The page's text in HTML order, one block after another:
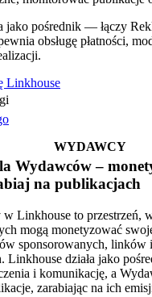
jako pośrednik — łączy
obsługę płatności,
Linkhouse
WYDAWCY
Wydawców –
na publikacjach
Linkhouse to przestrzeń,
mogą monetyzować
sponsorowanych, linków
Linkhouse działa jako
i komunikację, a
zarabiając na ich